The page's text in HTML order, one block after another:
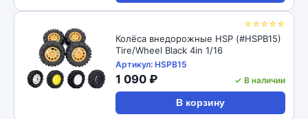
☆☆☆☆☆
Колёса внедорожные HSP (#HSPB15)
Tire/Wheel Black 4in 1/16
Артикул: HSPB15
1 090 ₽ ✓ В наличии
В корзину